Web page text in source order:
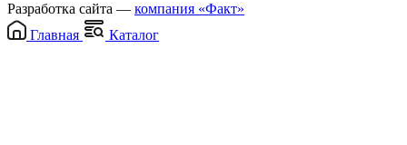
Разработка сайта — компания «Факт»
Главная
Каталог